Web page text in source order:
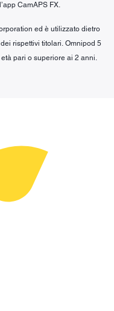
CamAPS FX.
ed è utilizzato dietro
rispettivi titolari. Omnipod 5
pari o superiore ai 2 anni.